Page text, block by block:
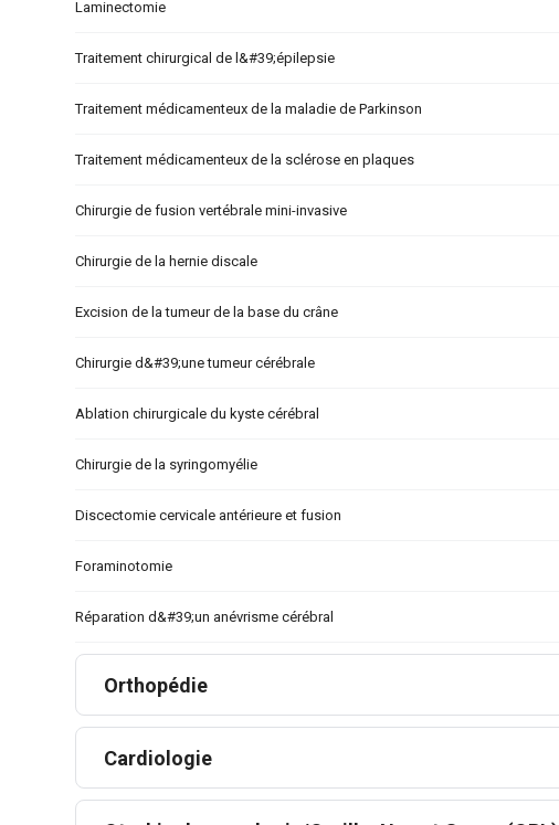
Laminectomie
Traitement chirurgical de l&#39;épilepsie
Traitement médicamenteux de la maladie de Parkinson
Traitement médicamenteux de la sclérose en plaques
Chirurgie de fusion vertébrale mini-invasive
Chirurgie de la hernie discale
Excision de la tumeur de la base du crâne
Chirurgie d&#39;une tumeur cérébrale
Ablation chirurgicale du kyste cérébral
Chirurgie de la syringomyélie
Discectomie cervicale antérieure et fusion
Foraminotomie
Réparation d&#39;un anévrisme cérébral
Orthopédie
Cardiologie